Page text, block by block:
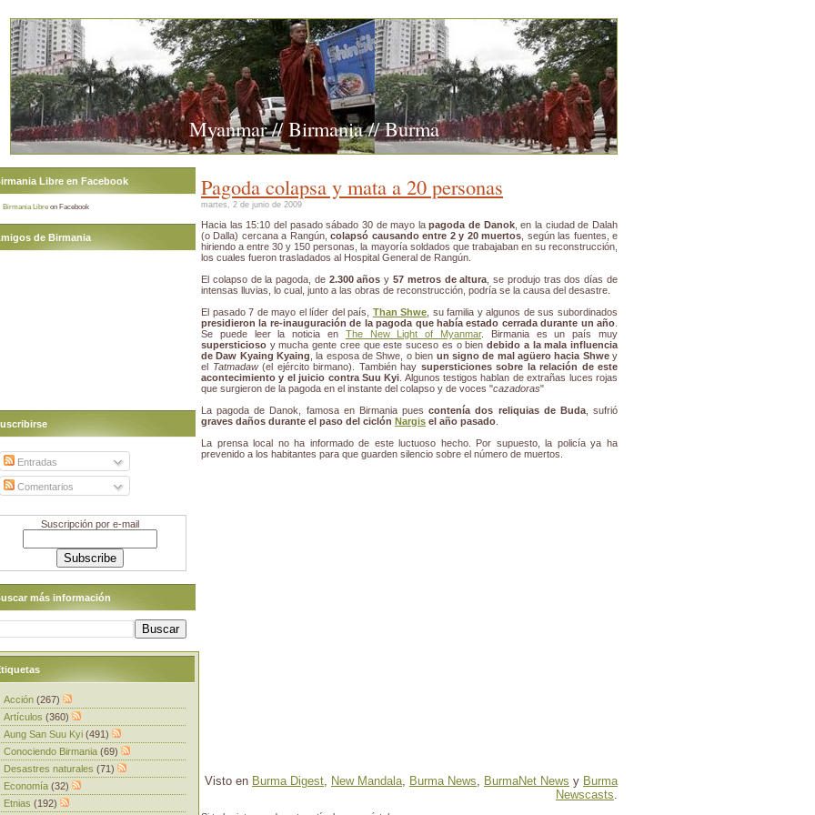
Myanmar // Birmania // Burma
Pagoda colapsa y mata a 20 personas
martes, 2 de junio de 2009
Hacia las 15:10 del pasado sábado 30 de mayo lapagoda de Danok, en la ciudad de Dalah
(o Dalla) cercana a Rangún,colapsó causando entre 2 y 20 muertos , según las fuentes, e
hiriendo a entre 30 y 150 personas, la mayoría soldados que trabajaban en su reconstrucción,
los cuales fueron trasladados al Hospital General de Rangún.
El colapso de la pagoda, de 2.300 años y57 metros de altura , se produjo tras dos días de
intensas lluvias, lo cual, junto a las obras de reconstrucción, podría se la causa del desastre.
El pasado 7 de mayo el líder del país, Than Shwe , su familia y algunos de sus subordinados
presidieron la re-inauguración de la pagoda que había estado cerrada durante un año
Se puede leer la noticia en The New Light of Myanmar. Birmania es un país muy
supersticioso y mucha gente cree que este suceso es o biendebido a la mala influencia
de Daw Kyaing Kyaing , la esposa de Shwe, o bien un signo de mal agüero hacia Shwey
el Tatmadaw (el ejército birmano). También hay supersticiones sobre la relación de este
acontecimiento y el juicio contra Suu Kyi . Algunos testigos hablan de extrañas luces rojas
que surgieron de la pagoda en el instante del colapso y de voces "cazadoras"
La pagoda de Danok, famosa en Birmania puescontenía dos reliquias de Buda, sufrió
graves daños durante el paso del ciclón Nargis el año pasado
La prensa local no ha informado de este luctuoso hecho. Por supuesto, la policía ya ha
prevenido a los habitantes para que guarden silencio sobre el número de muertos.
Visto en Burma Digest, New Mandala, Burma News, BurmaNet News y Burma
Newscasts.
Libre en Facebook
Birmania Libre on Facebook
de Birmania
Entradas
Comentarios
Suscripción por e-mail
más información
Acción (267)
Artículos (360)
Aung San Suu Kyi (491)
Conociendo Birmania (69)
Desastres naturales (71)
Economía (32)
Etnias (192)